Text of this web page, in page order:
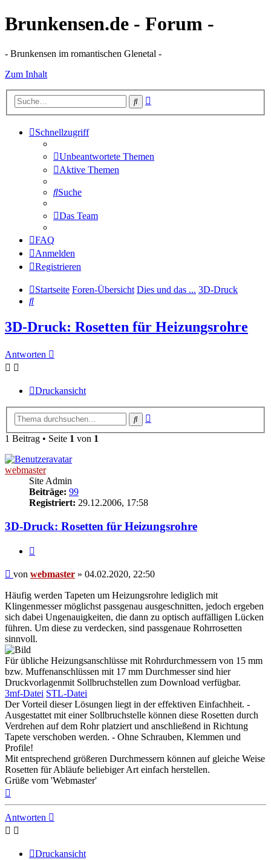
Brunkensen.de - Forum -
- Brunkensen im romantischen Glenetal -
Zum Inhalt
Suche
Schnellzugriff
Unbeantwortete Themen
Aktive Themen
Suche
Das Team
FAQ
Anmelden
Registrieren
Startseite Foren-Übersicht Dies und das ... 3D-Druck
Suche
3D-Druck: Rosetten für Heizungsrohre
Antworten
Druckansicht
Suche
1 Beitrag • Seite 1 von 1
webmaster
Site Admin
Beiträge: 99
Registriert: 29.12.2006, 17:58
3D-Druck: Rosetten für Heizungsrohre
Beitrag
von webmaster » 04.02.2020, 22:50
Häufig werden Tapeten um Heizungsrohre lediglich mit
Klingenmesser möglichst passgenau ausgeschnitten, jedoch ergeben
sich dabei Ungenauigkeiten, die dann zu optisch auffälligen Lücken
führen. Um diese zu verdecken, sind passgenaue Rohrrosetten
sinnvoll.
Für übliche Heizungsanschlüsse mit Rohrdurchmessern von 15 mm
bzw. Muffenanschlüssen mit 17 mm Durchmesser sind hier
Druckvorlagenmit Sollbruchstellen zum Download verfügbar.
3mf-Datei STL-Datei
Der Vorteil dieser Lösungen liegt in der effektiven Einfachheit. -
Ausgestattet mit einer Sollbruchstelle können diese Rosetten durch
Verdrehen auf dem Rohr platziert und anschließend in Richtung
Tapete verschoben werden. - Ohne Schrauben, Klemmen und
Profile!
Mit entsprechend größeren Durchmessern können auf gleiche Weise
Rosetten für Abläufe beliebiger Art einfach herstellen.
Grüße vom 'Webmaster'
Antworten
Druckansicht